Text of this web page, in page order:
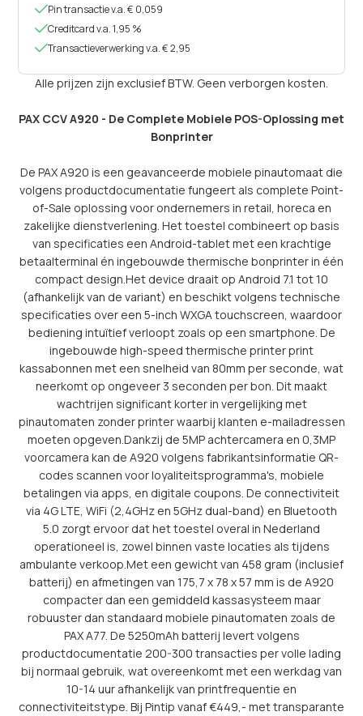
Pin transactie v.a. € 0,059
Creditcard v.a. 1,95 %
Transactieverwerking v.a. € 2,95
Alle prijzen zijn exclusief BTW. Geen verborgen kosten.
PAX CCV A920 - De Complete Mobiele POS-Oplossing met
Bonprinter
De PAX A920 is een geavanceerde mobiele pinautomaat die
volgens productdocumentatie fungeert als complete Point-
of-Sale oplossing voor ondernemers in retail, horeca en
zakelijke dienstverlening. Het toestel combineert op basis
van specificaties een Android-tablet met een krachtige
betaalterminal én ingebouwde thermische bonprinter in één
compact design.Het device draait op Android 7.1 tot 10
(afhankelijk van de variant) en beschikt volgens technische
specificaties over een 5-inch WXGA touchscreen, waardoor
bediening intuïtief verloopt zoals op een smartphone. De
ingebouwde high-speed thermische printer print
kassabonnen met een snelheid van 80mm per seconde, wat
neerkomt op ongeveer 3 seconden per bon. Dit maakt
wachtrijen significant korter in vergelijking met
pinautomaten zonder printer waarbij klanten e-mailadressen
moeten opgeven.Dankzij de 5MP achtercamera en 0,3MP
voorcamera kan de A920 volgens fabrikantsinformatie QR-
codes scannen voor loyaliteitsprogramma's, mobiele
betalingen via apps, en digitale coupons. De connectiviteit
via 4G LTE, WiFi (2,4GHz en 5GHz dual-band) en Bluetooth
5.0 zorgt ervoor dat het toestel overal in Nederland
operationeel is, zowel binnen vaste locaties als tijdens
ambulante verkoop.Met een gewicht van 458 gram (inclusief
batterij) en afmetingen van 175,7 x 78 x 57 mm is de A920
compacter dan een gemiddeld kassasysteem maar
robuuster dan standaard mobiele pinautomaten zoals de
PAX A77. De 5250mAh batterij levert volgens
productdocumentatie 200-300 transacties per volle lading
bij normaal gebruik, wat overeenkomt met een werkdag van
10-14 uur afhankelijk van printfrequentie en
connectiviteitstype. Bij Pintip vanaf €449,- met transparante